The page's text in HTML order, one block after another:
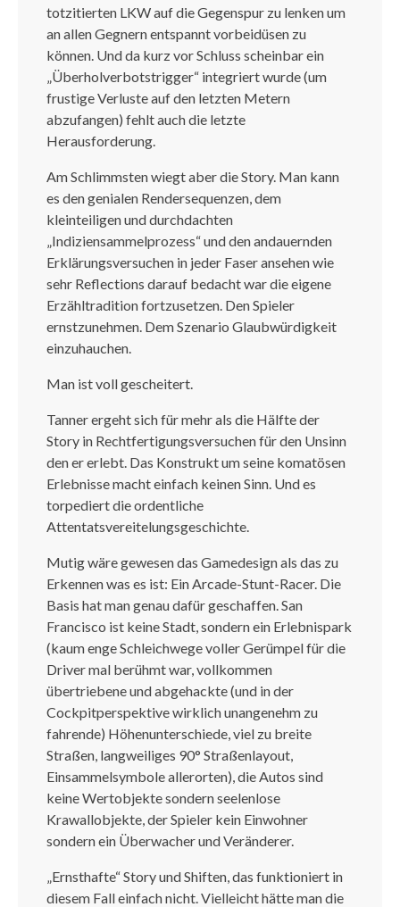
totzitierten LKW auf die Gegenspur zu lenken um
an allen Gegnern entspannt vorbeidüsen zu
können. Und da kurz vor Schluss scheinbar ein
„Überholverbotstrigger“ integriert wurde (um
frustige Verluste auf den letzten Metern
abzufangen) fehlt auch die letzte
Herausforderung.
Am Schlimmsten wiegt aber die Story. Man kann
es den genialen Rendersequenzen, dem
kleinteiligen und durchdachten
„Indiziensammelprozess“ und den andauernden
Erklärungsversuchen in jeder Faser ansehen wie
sehr Reflections darauf bedacht war die eigene
Erzähltradition fortzusetzen. Den Spieler
ernstzunehmen. Dem Szenario Glaubwürdigkeit
einzuhauchen.
Man ist voll gescheitert.
Tanner ergeht sich für mehr als die Hälfte der
Story in Rechtfertigungsversuchen für den Unsinn
den er erlebt. Das Konstrukt um seine komatösen
Erlebnisse macht einfach keinen Sinn. Und es
torpediert die ordentliche
Attentatsvereitelungsgeschichte.
Mutig wäre gewesen das Gamedesign als das zu
Erkennen was es ist: Ein Arcade-Stunt-Racer. Die
Basis hat man genau dafür geschaffen. San
Francisco ist keine Stadt, sondern ein Erlebnispark
(kaum enge Schleichwege voller Gerümpel für die
Driver mal berühmt war, vollkommen
übertriebene und abgehackte (und in der
Cockpitperspektive wirklich unangenehm zu
fahrende) Höhenunterschiede, viel zu breite
Straßen, langweiliges 90° Straßenlayout,
Einsammelsymbole allerorten), die Autos sind
keine Wertobjekte sondern seelenlose
Krawallobjekte, der Spieler kein Einwohner
sondern ein Überwacher und Veränderer.
„Ernsthafte“ Story und Shiften, das funktioniert in
diesem Fall einfach nicht. Vielleicht hätte man die